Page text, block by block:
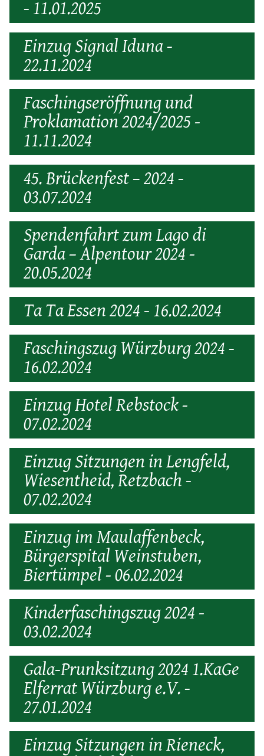
- 11.01.2025
Einzug Signal Iduna -
22.11.2024
Faschingseröffnung und
Proklamation 2024/2025 -
11.11.2024
45. Brückenfest – 2024 -
03.07.2024
Spendenfahrt zum Lago di
Garda – Alpentour 2024 -
20.05.2024
Ta Ta Essen 2024 - 16.02.2024
Faschingszug Würzburg 2024 -
16.02.2024
Einzug Hotel Rebstock -
07.02.2024
Einzug Sitzungen in Lengfeld,
Wiesentheid, Retzbach -
07.02.2024
Einzug im Maulaffenbeck,
Bürgerspital Weinstuben,
Biertümpel - 06.02.2024
Kinderfaschingszug 2024 -
03.02.2024
Gala-Prunksitzung 2024 1.KaGe
Elferrat Würzburg e.V. -
27.01.2024
Einzug Sitzungen in Rieneck,